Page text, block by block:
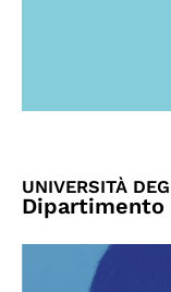
UNIVERSITÀ
Dipartimento